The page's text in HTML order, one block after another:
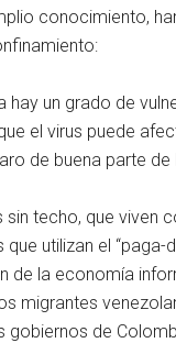
conocimiento,
hay un grado de
el virus puede
de buena parte de
techo, que viven
utilizan el
de la economía
migrantes
de